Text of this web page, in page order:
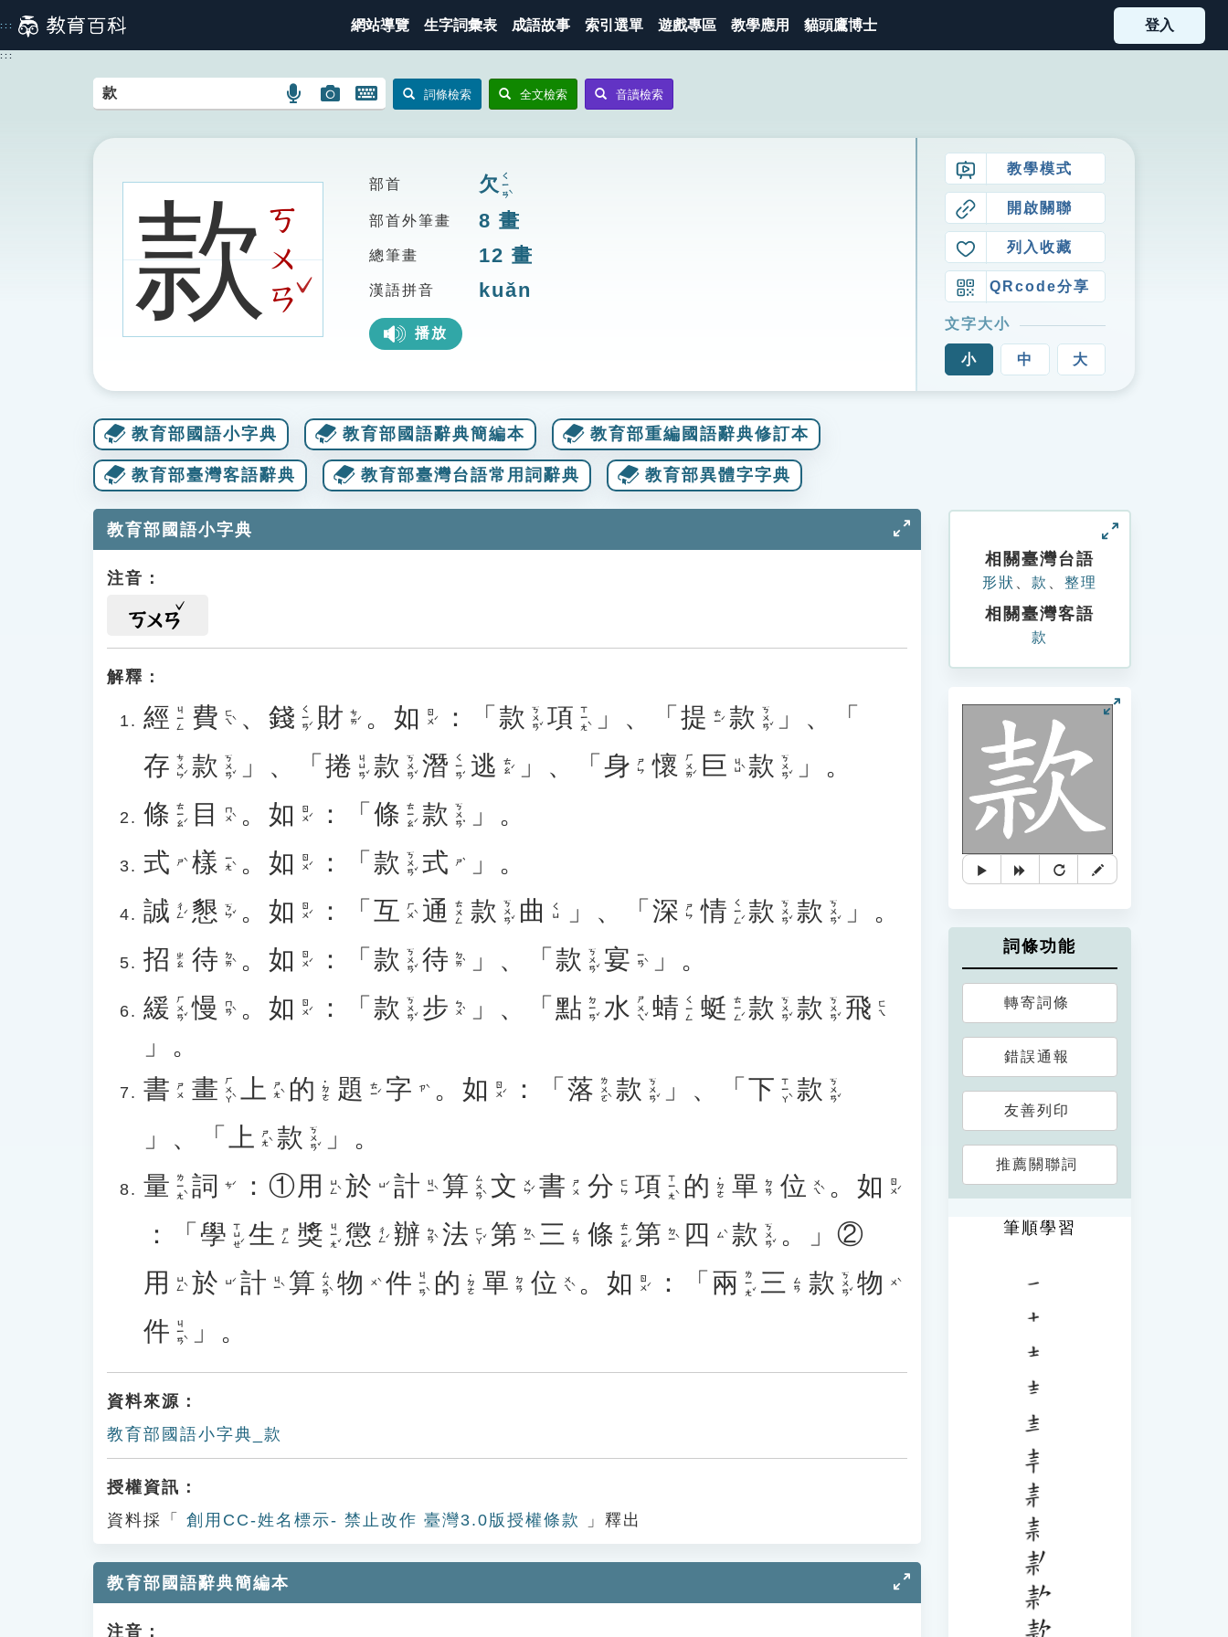
到
主
::: 網站導覽 生字詞彙表 成語故事 索引選單 遊戲專區 教學應用 貓頭鷹博士 登入
:::
語
搜
圖
圖
搜
開
鍵
圖
詞條檢索 全文檢索 音讀檢索
款ㄎ
ㄨ
ㄢ
ˇ
部首 欠ㄑㄧㄢˋ
部首外筆畫 8 畫
總筆畫 12 畫
漢語拼音 kuǎn
播放
教學模式
開啟關聯
列入收藏
QRcode分享
文字大小
小 中 大
教育部國語小字典 教育部國語辭典簡編本 教育部重編國語辭典修訂本
教育部臺灣客語辭典 教育部臺灣台語常用詞辭典 教育部異體字字典
教育部國語小字典
注音：
ㄎㄨㄢ
解釋：
經 ㄐㄧㄥ 費 ㄈㄟˋ 、 錢 ㄑㄧㄢˊ 財 ㄘㄞˊ 。 如 ㄖㄨˊ ：「 款 ㄎㄨㄢˇ 項 ㄒㄧㄤˋ 」、「 提 ㄊㄧˊ 款 ㄎㄨㄢˇ
」、「
存 ㄘㄨㄣˊ 款 ㄎㄨㄢˇ 」、「 捲 ㄐㄩㄢˇ 款 ㄎㄨㄢˇ 潛 ㄑㄧㄢˊ 逃 ㄊㄠˊ 」、「 身 ㄕㄣ 懷 ㄏㄨㄞˊ 巨 ㄐㄩˋ 款 ㄎㄨㄢˇ
」。
條 ㄊㄧㄠˊ 目 ㄇㄨˋ 。 如 ㄖㄨˊ ：「 條 ㄊㄧㄠˊ 款 ㄎㄨㄢˇ
」。
式
ㄕˋ 樣 ㄧㄤˋ 。 如 ㄖㄨˊ ：「 款 ㄎㄨㄢˇ 式 ㄕˋ
」。
誠 ㄔㄥˊ 懇 ㄎㄣˇ 。 如 ㄖㄨˊ ：「 互 ㄏㄨˋ 通 ㄊㄨㄥ 款 ㄎㄨㄢˇ 曲 ㄑㄩ 」、「 深 ㄕㄣ 情 ㄑㄧㄥˊ 款 ㄎㄨㄢˇ 款 ㄎㄨㄢˇ
」。
招 ㄓㄠ 待 ㄉㄞˋ 。 如 ㄖㄨˊ ：「 款 ㄎㄨㄢˇ 待 ㄉㄞˋ 」、「 款 ㄎㄨㄢˇ 宴 ㄧㄢˋ
」。
緩 ㄏㄨㄢˇ 慢 ㄇㄢˋ 。 如 ㄖㄨˊ ：「 款 ㄎㄨㄢˇ 步 ㄅㄨˋ 」、「 點 ㄉㄧㄢˇ 水 ㄕㄨㄟˇ 蜻 ㄑㄧㄥ 蜓 ㄊㄧㄥˊ 款 ㄎㄨㄢˇ 款 ㄎㄨㄢˇ 飛 ㄈㄟ
」。
書 ㄕㄨ 畫 ㄏㄨㄚˋ 上 ㄕㄤˋ 的 ˙ㄉㄜ 題 ㄊㄧˊ 字 ㄗˋ 。 如 ㄖㄨˊ ：「 落 ㄌㄨㄛˋ 款 ㄎㄨㄢˇ 」、「下 ㄒㄧㄚˋ 款 ㄎㄨㄢˇ
」、「 上 ㄕㄤˋ 款 ㄎㄨㄢˇ
」。
量 ㄌㄧㄤˋ 詞 ㄘˊ ：①用 ㄩㄥˋ 於 ㄩˊ 計 ㄐㄧˋ 算 ㄙㄨㄢˋ 文 ㄨㄣˊ 書 ㄕㄨ 分 ㄈㄣ 項 ㄒㄧㄤˋ 的 ˙ㄉㄜ 單 ㄉㄢ 位 ㄨㄟˋ 。如 ㄖㄨˊ
：「 學 ㄒㄩㄝˊ 生 ㄕㄥ 獎 ㄐㄧㄤˇ 懲 ㄔㄥˊ 辦 ㄅㄢˋ 法 ㄈㄚˇ 第 ㄉㄧˋ 三 ㄙㄢ 條 ㄊㄧㄠˊ 第 ㄉㄧˋ 四 ㄙˋ 款 ㄎㄨㄢˇ 。」②
用
ㄩㄥˋ 於 ㄩˊ 計 ㄐㄧˋ 算 ㄙㄨㄢˋ 物 ㄨˋ 件 ㄐㄧㄢˋ 的 ˙ㄉㄜ 單 ㄉㄢ 位 ㄨㄟˋ 。如 ㄖㄨˊ ：「 兩 ㄌㄧㄤˇ 三 ㄙㄢ 款 ㄎㄨㄢˇ 物 ㄨˋ
件 ㄐㄧㄢˋ 」。
資料來源：
教育部國語小字典_款
授權資訊：
資料採「
創用CC-姓名標示- 禁止改作 臺灣3.0版授權條款 」釋出
教育部國語辭典簡編本
注音：
相關臺灣台語
形狀 款 整理
相關臺灣客語
款
詞條功能
轉寄詞條
錯誤通報
友善列印
推薦關聯詞
筆順學習